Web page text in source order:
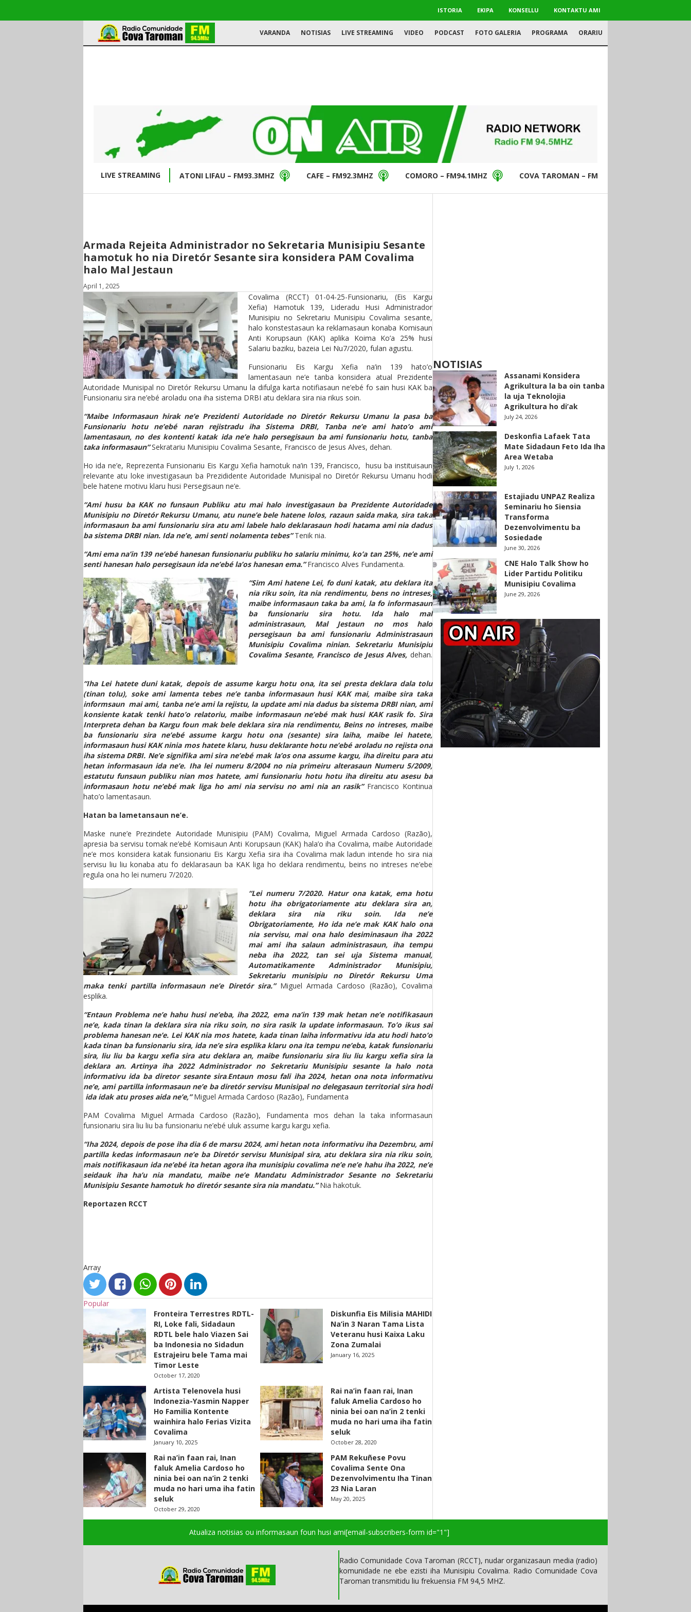
ISTORIA EKIPA KONSELLU KONTAKTU AMI
VARANDA NOTISIAS LIVE STREAMING VIDEO PODCAST FOTO GALERIA PROGRAMA ORARIU
LIVE STREAMING ATONI LIFAU – FM93.3MHZ CAFE – FM92.3MHZ COMORO – FM94.1MHZ COVA TAROMAN – FM94.5MHZ
Armada Rejeita Administrador no Sekretaria Munisipiu Sesante
hamotuk ho nia Diretór Sesante sira konsidera PAM Covalima
halo Mal Jestaun
April 1, 2025
Covalima (RCCT) 01-04-25-Funsionariu, (Eis Kargu
Xefia) Hamotuk 139, Lideradu Husi Administrador
Munisipiu no Sekretariu Munisipiu Covalima sesante,
halo konstestasaun ka reklamasaun konaba Komisaun
Anti Korupsaun (KAK) aplika Koima Ko’a 25% husi
Salariu baziku, bazeia Lei Nu7/2020, fulan agustu.
Funsionariu Eis Kargu Xefia na’in 139 hato’o
lamentasaun ne’e tanba konsidera atual Prezidente
Autoridade Munisipal no Diretór Rekursu Umanu la difulga karta notifiasaun ne’ebé fo sain husi KAK ba
Funsionariu sira ne’ebé aroladu ona iha sistema DRBI atu deklara sira nia rikus soin.
“Maibe Informasaun hirak ne’e Prezidenti Autoridade no Diretór Rekursu Umanu la pasa ba
Funsionariu hotu ne’ebé naran rejistradu iha Sistema DRBI, Tanba ne’e ami hato’o ami
lamentasaun, no des kontenti katak ida ne’e halo persegisaun ba ami funsionariu hotu, tanba
taka informasaun”Sekratariu Munisipiu Covalima Sesante, Francisco de Jesus Alves, dehan.
Ho ida ne’e, Reprezenta Funsionariu Eis Kargu Xefia hamotuk na’in 139, Francisco, husu ba instituisaun
relevante atu loke investigasaun ba Prezididente Autoridade Munisipal no Diretór Rekursu Umanu hodi
bele hatene motivu klaru husi Persegisaun ne’e.
“Ami husu ba KAK no funsaun Publiku atu mai halo investigasaun ba Prezidente Autoridade
Munisipiu no Diretór Rekursu Umanu, atu nune’e bele hatene lolos, razaun saida maka, sira taka
informasaun ba ami funsionariu sira atu ami labele halo deklarasaun hodi hatama ami nia dadus
ba sistema DRBI nian. Ida ne’e, ami senti nolamenta tebes”Tenik nia.
“Ami ema na’in 139 ne’ebé hanesan funsionariu publiku ho salariu minimu, ko’a tan 25%, ne’e ami
senti hanesan halo persegisaun ida ne’ebé la’os hanesan ema.”Francisco Alves Fundamenta.
“Sim Ami hatene Lei, fo duni katak, atu deklara ita
nia riku soin, ita nia rendimentu, bens no intreses,
maibe informasaun taka ba ami, la fo informasaun
ba funsionariu sira hotu. Ida halo mal
administrasaun, Mal Jestaun no mos halo
persegisaun ba ami funsionariu Administrasaun
Munisipiu Covalima ninian. Sekretariu Munisipiu
Covalima Sesante, Francisco de Jesus Alves, dehan.
“Iha Lei hatete duni katak, depois de assume kargu hotu ona, ita sei presta deklara dala tolu
(tinan tolu), soke ami lamenta tebes ne’e tanba informasaun husi KAK mai, maibe sira taka
informsaun mai ami, tanba ne’e ami la rejistu, la update ami nia dadus ba sistema DRBI nian, ami
konsiente katak tenki hato’o relatoriu, maibe informasaun ne’ebé mak husi KAK rasik fo. Sira
Interpreta dehan ba Kargu foun mak bele deklara sira nia rendimentu, Beins no intreses, maibe
ba funsionariu sira ne’ebé assume kargu hotu ona (sesante) sira laiha, maibe lei hatete,
informasaun husi KAK ninia mos hatete klaru, husu deklarante hotu ne’ebé aroladu no rejista ona
iha sistema DRBI. Ne’e signifika ami sira ne’ebé mak la’os ona assume kargu, iha direitu para atu
hetan informasaun ida ne’e. Iha lei numeru 8/2004 no nia primeiru alterasaun Numeru 5/2009,
estatutu funsaun publiku nian mos hatete, ami funsionariu hotu hotu iha direitu atu asesu ba
informasaun hotu ne’ebé mak liga ho ami nia servisu no ami nia an rasik”Francisco Kontinua
hato’o lamentasaun.
Hatan ba lametansaun ne’e.
Maske nune’e Prezindete Autoridade Munisipiu (PAM) Covalima, Miguel Armada Cardoso (Razão),
apresia ba servisu tomak ne’ebé Komisaun Anti Korupsaun (KAK) hala’o iha Covalima, maibe Autoridade
ne’e mos konsidera katak funsionariu Eis Kargu Xefia sira iha Covalima mak ladun intende ho sira nia
servisu liu liu konaba atu fo deklarasaun ba KAK liga ho deklara rendimentu, beins no intreses ne’ebe
regula ona ho lei numeru 7/2020.
“Lei numeru 7/2020. Hatur ona katak, ema hotu
hotu iha obrigatoriamente atu deklara sira an,
deklara sira nia riku soin. Ida ne’e
Obrigatoriamente, Ho ida ne’e mak KAK halo ona
nia servisu, mai ona halo desiminasaun iha 2022
mai ami iha salaun administrasaun, iha tempu
neba iha 2022, tan sei uja Sistema manual,
Automatikamente Administrador Munisipiu,
Sekretariu munisipiu no Diretór Rekursu Uma
maka tenki partilla informasaun ne’e Diretór sira.” Miguel Armada Cardoso (Razão), Covalima
esplika.
“Entaun Problema ne’e hahu husi ne’eba, iha 2022, ema na’in 139 mak hetan ne’e notifikasaun
ne’e, kada tinan la deklara sira nia riku soin, no sira rasik la update informasaun. To’o ikus sai
problema hanesan ne’e. Lei KAK nia mos hatete, kada tinan laiha informativu ida atu hodi hato’o
kada tinan ba funsionariu sira, ida ne’e sira esplika klaru ona ita tempu ne’eba, katak funsionariu
sira, liu liu ba kargu xefia sira atu deklara an, maibe funsionariu sira liu liu kargu xefia sira la
deklara an. Artinya iha 2022 Administrador no Sekretariu Munisipiu sesante la halo nota
informativu ida ba diretor sesante sira.Entaun mosu fali iha 2024, hetan ona nota informativu
ne’e, ami partilla informasaun ne’e ba diretór servisu Munisipal no delegasaun territorial sira hodi
ida idak atu proses aida ne’e,”Miguel Armada Cardoso (Razão), Fundamenta
PAM Covalima Miguel Armada Cardoso (Razão), Fundamenta mos dehan la taka informasaun
funsionariu sira liu liu ba funsionariu ne’ebé uluk assume kargu kargu xefia.
“Iha 2024, depois de pose iha dia 6 de marsu 2024, ami hetan nota informativu iha Dezembru, ami
partilla kedas informasaun ne’e ba Diretór servisu Munisipal sira, atu deklara sira nia riku soin,
mais notifikasaun ida ne’ebé ita hetan agora iha munisipiu covalima ne’e ne’e hahu iha 2022, ne’e
seidauk iha ha’u nia mandatu, maibe ne’e Mandatu Administrador Sesante no Sekretariu
Munisipiu Sesante hamotuk ho diretór sesante sira nia mandatu.”Nia hakotuk.
Reportazen RCCT
Array
Popular
Fronteira Terrestres RDTL-
RI, Loke fali, Sidadaun
RDTL bele halo Viazen Sai
ba Indonesia no Sidadun
Estrajeiru bele Tama mai
Timor Leste
October 17, 2020
Diskunfia Eis Milisia MAHIDI
Na’in 3 Naran Tama Lista
Veteranu husi Kaixa Laku
Zona Zumalai
January 16, 2025
Artista Telenovela husi
Indonezia-Yasmin Napper
Ho Familia Kontente
wainhira halo Ferias Vizita
Covalima
January 10, 2025
Rai na’in faan rai, Inan
faluk Amelia Cardoso ho
ninia bei oan na’in 2 tenki
muda no hari uma iha fatin
seluk
October 28, 2020
Rai na’in faan rai, Inan
faluk Amelia Cardoso ho
ninia bei oan na’in 2 tenki
muda no hari uma iha fatin
seluk
October 29, 2020
PAM Rekuñese Povu
Covalima Sente Ona
Dezenvolvimentu Iha Tinan
23 Nia Laran
May 20, 2025
NOTISIAS
Assanami Konsidera
Agrikultura la ba oin tanba
la uja Teknolojia
Agrikultura ho di’ak
July 24, 2026
Deskonfia Lafaek Tata
Mate Sidadaun Feto Ida Iha
Area Wetaba
July 1, 2026
Estajiadu UNPAZ Realiza
Seminariu ho Siensia
Transforma
Dezenvolvimentu ba
Sosiedade
June 30, 2026
CNE Halo Talk Show ho
Lider Partidu Politiku
Munisipiu Covalima
June 29, 2026
Atualiza notisias ou informasaun foun husi ami[email-subscribers-form id="1"]
Radio Comunidade Cova Taroman (RCCT), nudar organizasaun media (radio)
komunidade ne ebe ezisti iha Munisipiu Covalima. Radio Comunidade Cova
Taroman transmitidu liu frekuensia FM 94,5 MHZ.